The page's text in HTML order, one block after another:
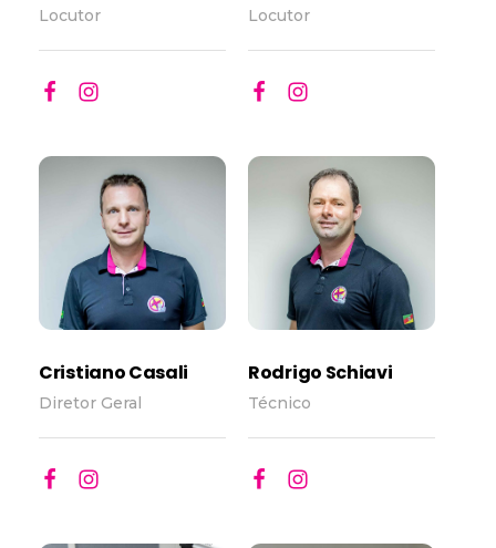
Locutor Locutor
Cristiano Casali
Diretor Geral
Rodrigo Schiavi
Técnico